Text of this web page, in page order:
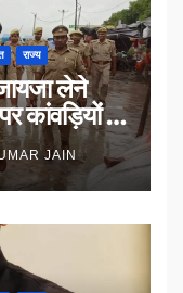
राज्य
लेने
कांवड़ियों से
JAIN